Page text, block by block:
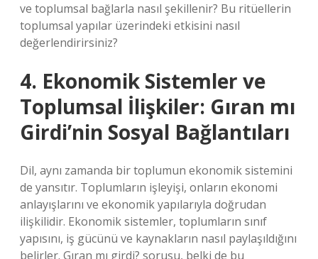
ve toplumsal bağlarla nasıl şekillenir? Bu ritüellerin
toplumsal yapılar üzerindeki etkisini nasıl
değerlendirirsiniz?
4. Ekonomik Sistemler ve
Toplumsal İlişkiler: Gıran mı
Girdi’nin Sosyal Bağlantıları
Dil, aynı zamanda bir toplumun ekonomik sistemini
de yansıtır. Toplumların işleyişi, onların ekonomi
anlayışlarını ve ekonomik yapılarıyla doğrudan
ilişkilidir. Ekonomik sistemler, toplumların sınıf
yapısını, iş gücünü ve kaynakların nasıl paylaşıldığını
belirler. Gıran mı girdi? sorusu, belki de bu